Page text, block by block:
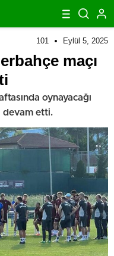
101 Eylül 5, 2025
maçı
oynayacağı
devam etti.